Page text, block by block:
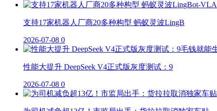
支持17家机器人厂商20多种构型 蚂蚁灵波LingB
2026-07-08 0
性能大提升 DeepSeek V4正式版灰度测试：9
2026-07-08 0